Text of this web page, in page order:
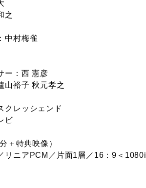
之
中村梅雀
ー：西 憲彦
山裕子 秋元孝之
クレッシェンド
ビ
＋特典映像）
リニアPCM／片面1層／16：9＜